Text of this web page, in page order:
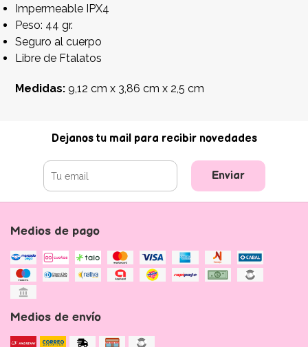
Impermeable IPX4
Peso: 44 gr.
Seguro al cuerpo
Libre de Ftalatos
Medidas: 9,12 cm x 3,86 cm x 2,5 cm
Dejanos tu mail para recibir novedades
Enviar
Medios de pago
Medios de envío